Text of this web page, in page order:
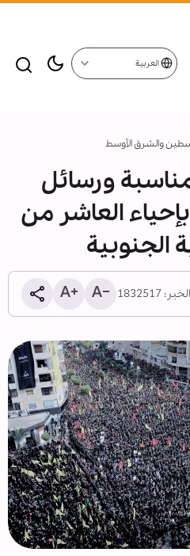
العربية
والشرق الأوسط
ورسائل
العاشر من
الجنوبية
1832517